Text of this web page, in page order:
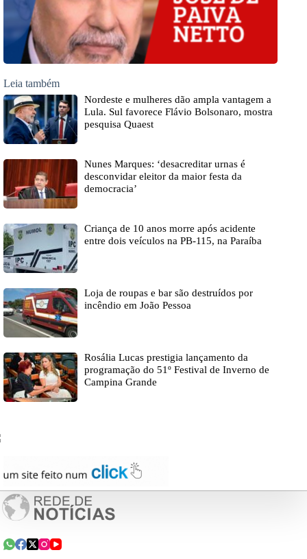
Leia também
Nordeste e mulheres dão ampla vantagem a
Lula. Sul favorece Flávio Bolsonaro, mostra
pesquisa Quaest
Nunes Marques: ‘desacreditar urnas é
desconvidar eleitor da maior festa da
democracia’
Criança de 10 anos morre após acidente
entre dois veículos na PB-115, na Paraíba
Loja de roupas e bar são destruídos por
incêndio em João Pessoa
Rosália Lucas prestigia lançamento da
programação do 51º Festival de Inverno de
Campina Grande